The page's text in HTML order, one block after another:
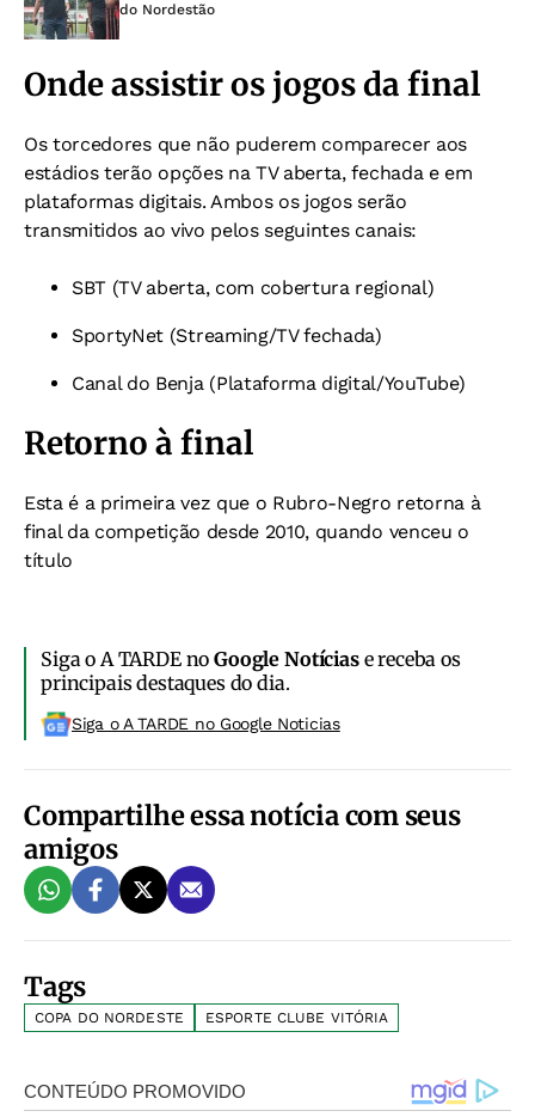
do Nordestão
Onde assistir os jogos da final
Os torcedores que não puderem comparecer aos
estádios terão opções na TV aberta, fechada e em
plataformas digitais. Ambos os jogos serão
transmitidos ao vivo pelos seguintes canais:
SBT (TV aberta, com cobertura regional)
SportyNet (Streaming/TV fechada)
Canal do Benja (Plataforma digital/YouTube)
Retorno à final
Esta é a primeira vez que o Rubro-Negro retorna à
final da competição desde 2010, quando venceu o
título
Siga o A TARDE noGoogle Notíciase receba os
principais destaques do dia.
Siga o A TARDE no Google Noticias
Compartilhe essa notícia com seus
amigos
Tags
COPA DO NORDESTE ESPORTE CLUBE VITÓRIA